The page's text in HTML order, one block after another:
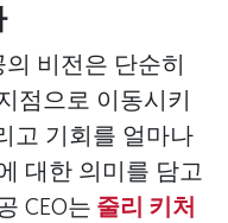
비전은 단순히
점으로 이동시키
고 기회를 얼마나
대한 의미를 담고
CEO는 줄리 키처